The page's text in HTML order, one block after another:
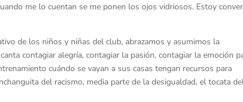
me lo cuentan se me ponen los ojos vidriosos. Estoy
de los niños y niñas del club, abrazamos y asumimos la
contagiar alegría, contagiar la pasión, contagiar la emoción
cuándo se vayan a sus casas tengan recursos para
del racismo, media parte de la desigualdad, el tocata